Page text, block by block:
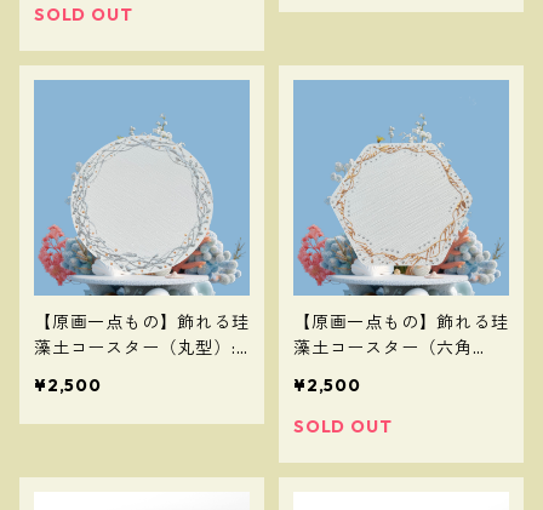
SOLD OUT
urnal (A5)】(Brown / Ma
【原画一点もの】飾れる珪
藻土コースター（丸型）:
orative Silica Coaster (R
ound)
¥2,500
【原画一点もの】飾れる珪
藻土コースター（六角
k】Decorative Silica Coa
ster (Hexagonal)
¥2,500
SOLD OUT